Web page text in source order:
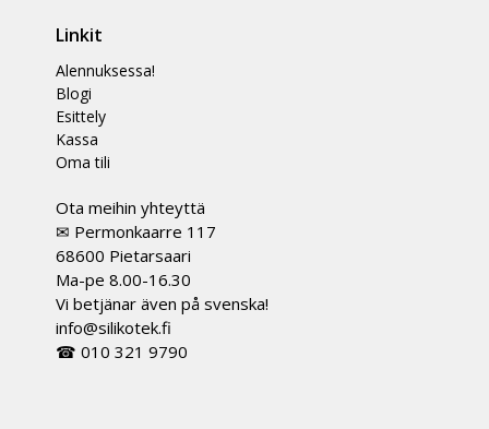
Linkit
Alennuksessa!
Blogi
Esittely
Kassa
Oma tili
Ota meihin yhteyttä
✉ Permonkaarre 117
68600 Pietarsaari
Ma-pe 8.00-16.30
Vi betjänar även på svenska!
info@silikotek.fi
☎ 010 321 9790